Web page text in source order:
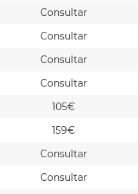
Consultar
Consultar
Consultar
Consultar
105€
159€
Consultar
Consultar